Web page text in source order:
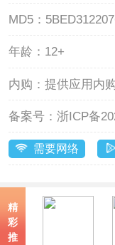
MD5：
年龄： 12+
内购： 提供应用内
备案号： 浙ICP备
需要网络
精
彩
推